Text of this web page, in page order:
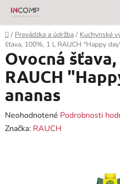
Prejsť
obsah
Domov
/ Prevádzka a údržba / Kuchynské
šťava, 100%, 1 l, RAUCH "Happy
Ovocná šťava,
RAUCH
ananas
Priemerné
hodnotenie
Neohodnotené Podrobnosti
Značka: RAUCH